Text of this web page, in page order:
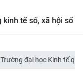
kinh tế số, xã hội số
Trường đại học Kinh tế